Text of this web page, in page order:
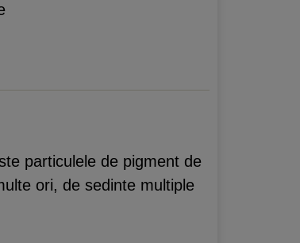
particulele de pigment de
ori, de sedinte multiple